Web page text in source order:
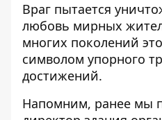
Враг пытается
любовь мирных
многих поколений
символом упорного
достижений.
Напомним, ранее мы